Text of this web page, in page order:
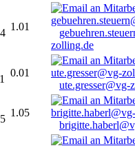
1.01
zolling.de
0.01
ute.gresser@vg-
1.05